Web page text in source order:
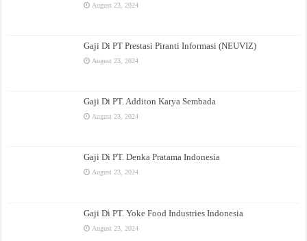
August 23, 2024
Gaji Di PT Prestasi Piranti Informasi (NEUVIZ)
August 23, 2024
Gaji Di PT. Additon Karya Sembada
August 23, 2024
Gaji Di PT. Denka Pratama Indonesia
August 23, 2024
Gaji Di PT. Yoke Food Industries Indonesia
August 23, 2024